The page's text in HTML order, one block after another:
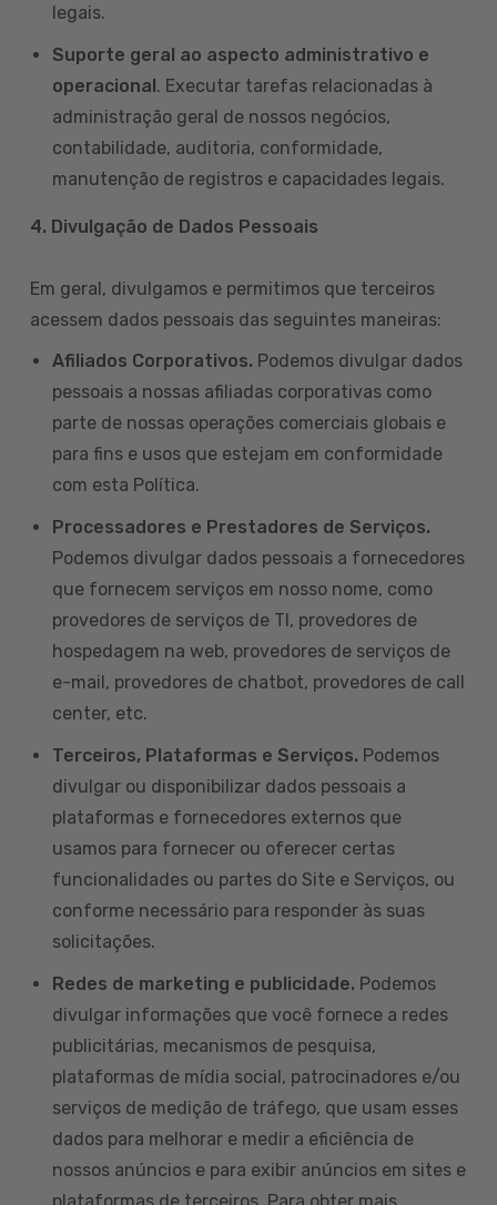
legais.
Suporte geral ao aspecto administrativo e
operacional. Executar tarefas relacionadas à
administração geral de nossos negócios,
contabilidade, auditoria, conformidade,
manutenção de registros e capacidades legais.
4. Divulgação de Dados Pessoais
Em geral, divulgamos e permitimos que terceiros
acessem dados pessoais das seguintes maneiras:
Afiliados Corporativos. Podemos divulgar dados
pessoais a nossas afiliadas corporativas como
parte de nossas operações comerciais globais e
para fins e usos que estejam em conformidade
com esta Política.
Processadores e Prestadores de Serviços.
Podemos divulgar dados pessoais a fornecedores
que fornecem serviços em nosso nome, como
provedores de serviços de TI, provedores de
hospedagem na web, provedores de serviços de
e-mail, provedores de chatbot, provedores de call
center, etc.
Terceiros, Plataformas e Serviços. Podemos
divulgar ou disponibilizar dados pessoais a
plataformas e fornecedores externos que
usamos para fornecer ou oferecer certas
funcionalidades ou partes do Site e Serviços, ou
conforme necessário para responder às suas
solicitações.
Redes de marketing e publicidade. Podemos
divulgar informações que você fornece a redes
publicitárias, mecanismos de pesquisa,
plataformas de mídia social, patrocinadores e/ou
serviços de medição de tráfego, que usam esses
dados para melhorar e medir a eficiência de
nossos anúncios e para exibir anúncios em sites e
plataformas de terceiros. Para obter mais